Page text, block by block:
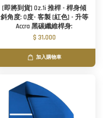
[即將到貨] Oz.1i 推桿 - 桿身傾
斜角度: 0度- 客製 [紅色] - 升等
Accra 黑碳纖維桿身:
$ 31,000
加入購物車